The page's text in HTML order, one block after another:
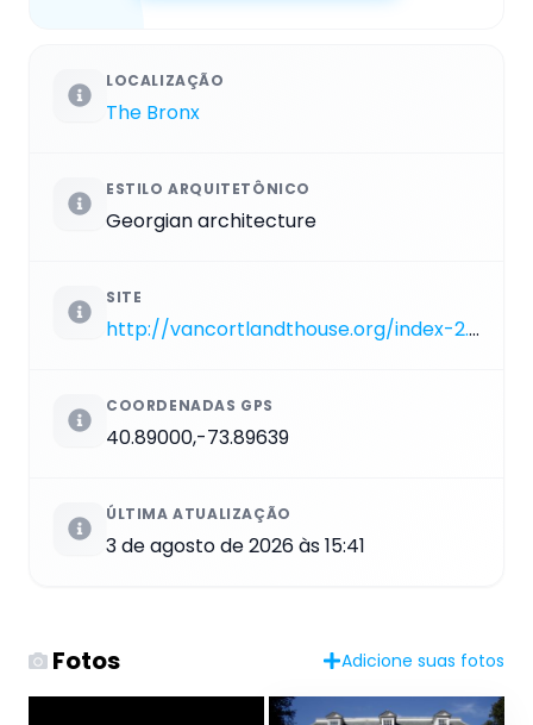
LOCALIZAÇÃO
The Bronx
ESTILO ARQUITETÔNICO
Georgian architecture
SITE
http://vancortlandthouse.org/index-2.html
COORDENADAS GPS
40.89000,-73.89639
ÚLTIMA ATUALIZAÇÃO
3 de agosto de 2026 às 15:41
Fotos Adicione suas fotos